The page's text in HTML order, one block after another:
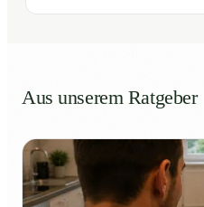
Aus unserem Ratgeber